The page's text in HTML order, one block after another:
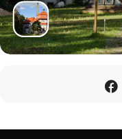
Sonntag, 11.
Beginn: 15:30 Uhr
Kuppelhalle
Tickets
Die mit dem Premio